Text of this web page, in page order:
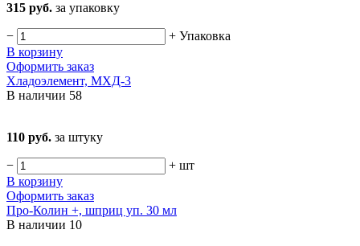
315 руб. за упаковку
− + Упаковка
В корзину
Оформить заказ
Хладоэлемент, МХД-3
В наличии 58
110 руб. за штуку
− + шт
В корзину
Оформить заказ
Про-Колин +, шприц уп. 30 мл
В наличии 10